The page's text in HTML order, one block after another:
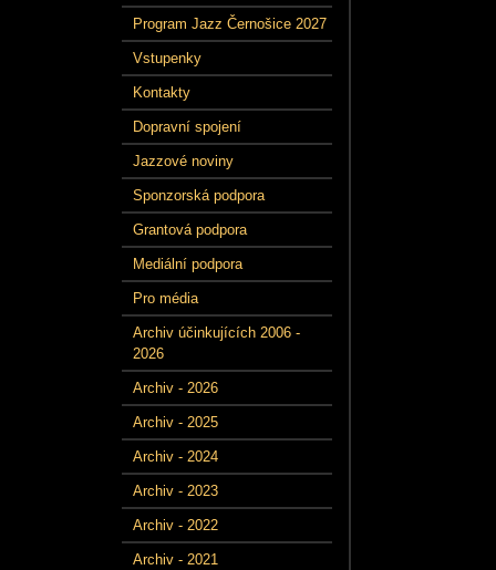
Program Jazz Černošice 2027
Vstupenky
Kontakty
Dopravní spojení
Jazzové noviny
Sponzorská podpora
Grantová podpora
Mediální podpora
Pro média
Archiv účinkujících 2006 -
2026
Archiv - 2026
Archiv - 2025
Archiv - 2024
Archiv - 2023
Archiv - 2022
Archiv - 2021